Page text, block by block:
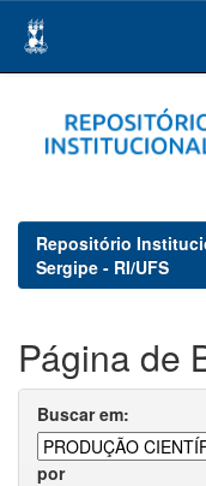
navigation
Repositório
Sergipe - RI/UFS
Página de
Buscar em:
por